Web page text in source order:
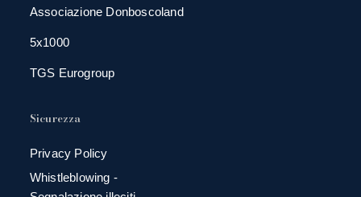
Associazione Donboscoland
5x1000
TGS Eurogroup
Sicurezza
Privacy Policy
Whistleblowing -